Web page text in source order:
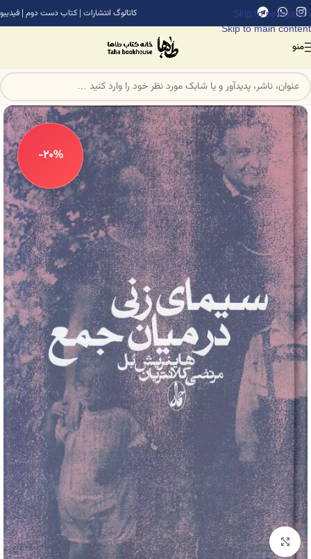
Skip to navigation
Skip to main content
کاتالوگ انتشارات | کتاب دست دوم | فیدیبو
منو
-20%
برای بزرگنمایی کلیک کنید